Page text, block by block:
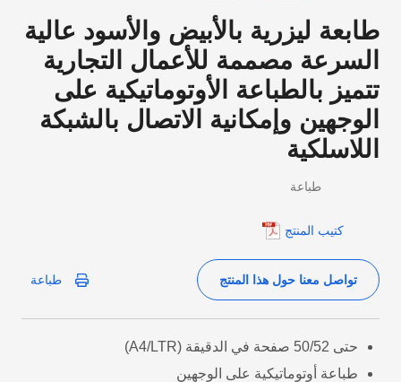
طابعة ليزرية بالأبيض والأسود عالية
السرعة مصممة للأعمال التجارية
تتميز بالطباعة الأوتوماتيكية على
الوجهين وإمكانية الاتصال بالشبكة
اللاسلكية
طباعة
كتيب المنتج
تواصل معنا حول هذا المنتج طباعة
حتى 50/52 صفحة في الدقيقة (A4/LTR)
طباعة أوتوماتيكية على الوجهين